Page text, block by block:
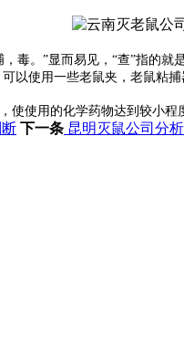
毒。”显而易见，“查”指的
以使用一些老鼠夹，老鼠粘
使用的化学药物达到较小
下一条 昆明灭鼠公司分